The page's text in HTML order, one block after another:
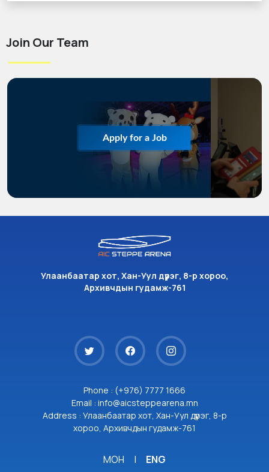
Join Our Team
Apply for a Job
Улаанбаатар хот, Хан-Уул дүүрэг, 8-р хороо,
Архивчдын гудамж-761
Phone : (+976) 7777 1666
Email : info@aicsteppearena.mn
Address : Улаанбаатар хот, Хан-Уул дүүрэг, 8-р
хороо, Архивчдын гудамж-761
МОН | ENG